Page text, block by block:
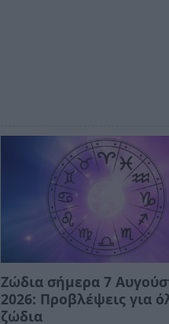
Ζώδια σήμερα 7
2026: Προβλέψεις για
ζώδια